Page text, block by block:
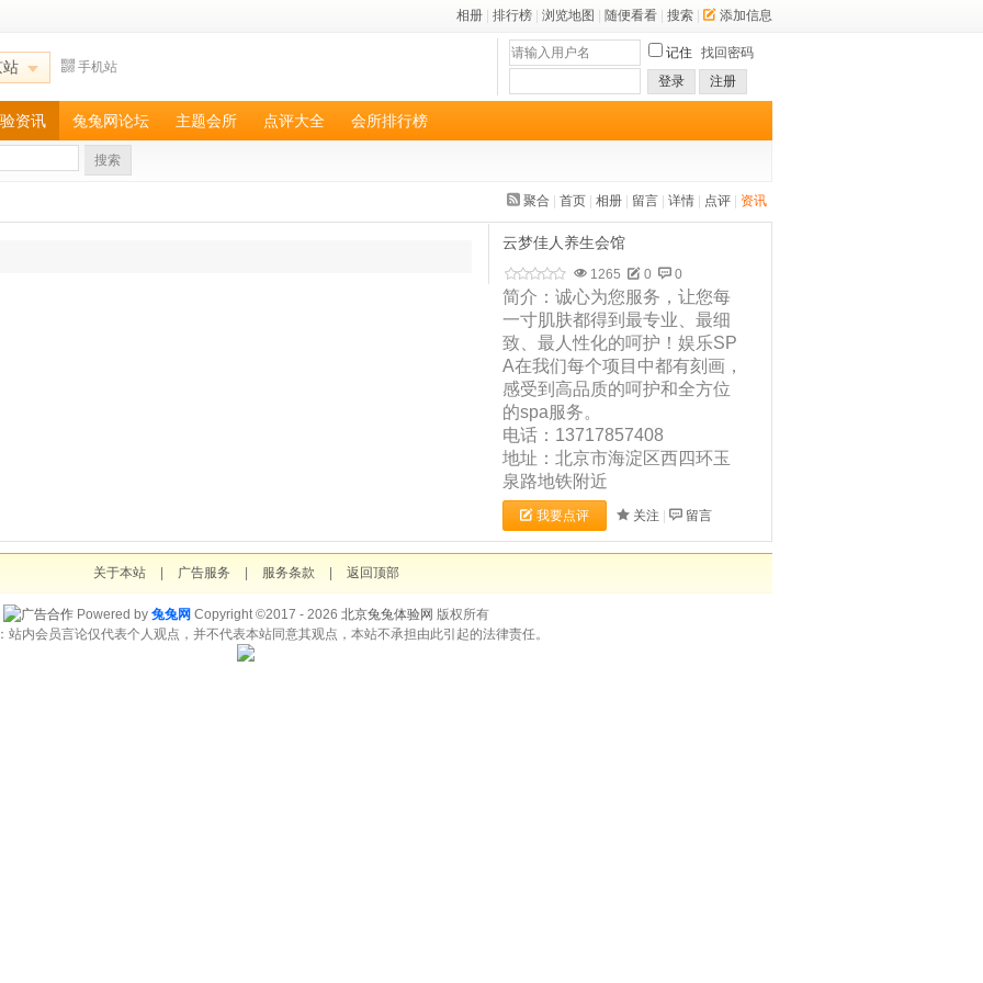
相册 排行榜 浏览地图 随便看看 搜索 添加信息
站 手机站
记住 找回密码
登录
注册
资讯 兔兔网论坛 主题会所 点评大全 会所排行榜
搜索
聚合 首页 相册 留言 详情 点评 资讯
云梦佳人养生会馆
1265 0 0
简介：诚心为您服务，让您每
一寸肌肤都得到最专业、最细
致、最人性化的呵护！娱乐SP
A在我们每个项目中都有刻画，
感受到高品质的呵护和全方位
的spa服务。
电话：13717857408
地址：北京市海淀区西四环玉
泉路地铁附近
我要点评 关注 留言
关于本站 广告服务 服务条款 返回顶部
Powered by 兔兔网 Copyright ©2017 - 2026 北京兔兔体验网 版权所有
站内会员言论仅代表个人观点，并不代表本站同意其观点，本站不承担由此引起的法律责任。